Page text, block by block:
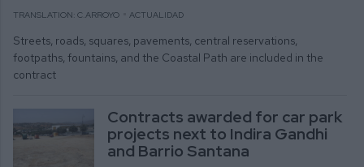
TRANSLATION: C.ARROYO ACTUALIDAD
Streets, roads, squares, pavements, central reservations,
footpaths, fountains, and the Coastal Path are included in the
contract
Contracts awarded for car park
projects next to Indira Gandhi
and Barrio Santana